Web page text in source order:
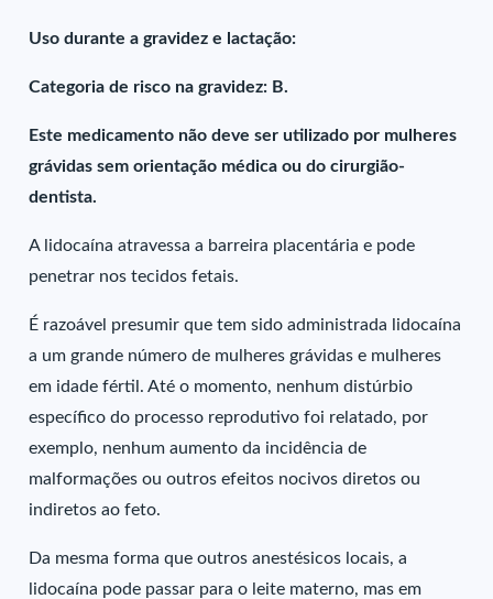
Uso durante a gravidez e lactação:
Categoria de risco na gravidez: B.
Este medicamento não deve ser utilizado por mulheres
grávidas sem orientação médica ou do cirurgião-
dentista.
A lidocaína atravessa a barreira placentária e pode
penetrar nos tecidos fetais.
É razoável presumir que tem sido administrada lidocaína
a um grande número de mulheres grávidas e mulheres
em idade fértil. Até o momento, nenhum distúrbio
específico do processo reprodutivo foi relatado, por
exemplo, nenhum aumento da incidência de
malformações ou outros efeitos nocivos diretos ou
indiretos ao feto.
Da mesma forma que outros anestésicos locais, a
lidocaína pode passar para o leite materno, mas em